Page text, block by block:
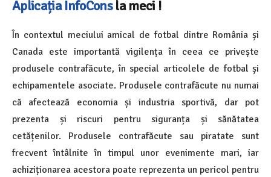
Aplicația InfoConsla meci !
În contextul meciului amical de fotbal dintre România și
Canada este importantă vigilența în ceea ce privește
produsele contrafăcute, în special articolele de fotbal și
echipamentele asociate. Produsele contrafăcute nu numai
că afectează economia și industria sportivă, dar pot
prezenta și riscuri pentru siguranța și sănătatea
cetățenilor. Produsele contrafăcute sau piratate sunt
frecvent întâlnite în timpul unor evenimente mari, iar
achiziționarea acestora poate reprezenta un pericol pentru